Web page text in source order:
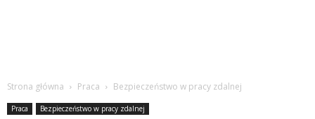
Strona główna Praca Bezpieczeństwo w pracy zdalnej
Praca Bezpieczeństwo w pracy zdalnej